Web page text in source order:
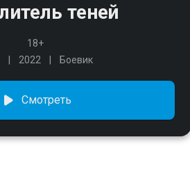
теней
18+
2022 Боевик
Смотреть